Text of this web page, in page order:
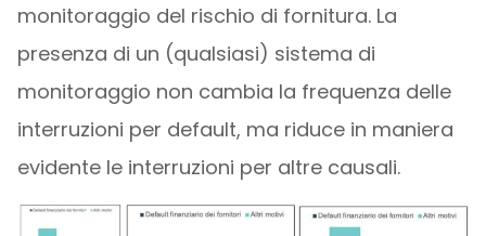
monitoraggio del rischio di fornitura. La
presenza di un (qualsiasi) sistema di
monitoraggio non cambia la frequenza delle
interruzioni per default, ma riduce in maniera
evidente le interruzioni per altre causali.